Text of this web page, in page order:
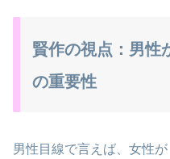
賢作の視点：男性
の重要性
男性目線で言えば、女性